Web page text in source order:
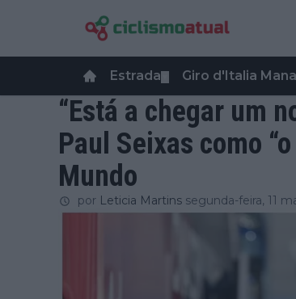
Estrada Giro d'Italia
“Está a chegar um
Paul Seixas como
Mundo
por Leticia Martins segunda-feira, 11